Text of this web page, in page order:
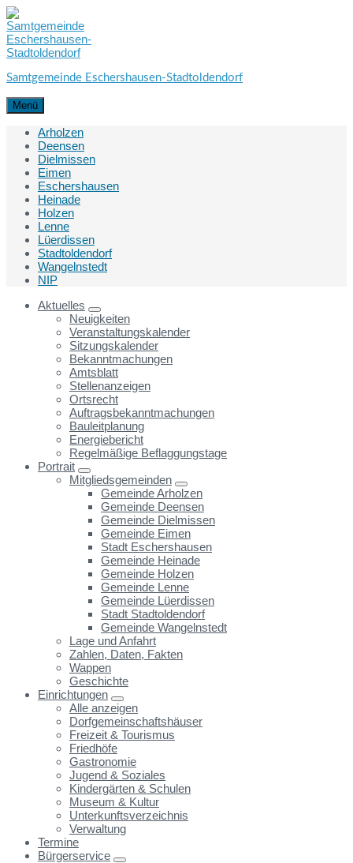
Skip
to
content
Skip
to
main
navigation
Skip
to
footer
Samtgemeinde Eschershausen-Stadtoldendorf
Menü
Arholzen
Deensen
Dielmissen
Eimen
Eschershausen
Heinade
Holzen
Lenne
Lüerdissen
Stadtoldendorf
Wangelnstedt
NIP
Aktuelles
Neuigkeiten
Veranstaltungskalender
Sitzungskalender
Bekanntmachungen
Amtsblatt
Stellenanzeigen
Ortsrecht
Auftragsbekanntmachungen
Bauleitplanung
Energiebericht
Regelmäßige Beflaggungstage
Portrait
Mitgliedsgemeinden
Gemeinde Arholzen
Gemeinde Deensen
Gemeinde Dielmissen
Gemeinde Eimen
Stadt Eschershausen
Gemeinde Heinade
Gemeinde Holzen
Gemeinde Lenne
Gemeinde Lüerdissen
Stadt Stadtoldendorf
Gemeinde Wangelnstedt
Lage und Anfahrt
Zahlen, Daten, Fakten
Wappen
Geschichte
Einrichtungen
Alle anzeigen
Dorfgemeinschaftshäuser
Freizeit & Tourismus
Friedhöfe
Gastronomie
Jugend & Soziales
Kindergärten & Schulen
Museum & Kultur
Unterkunftsverzeichnis
Verwaltung
Termine
Bürgerservice